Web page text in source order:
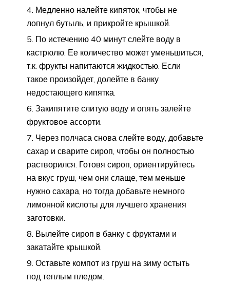
Медленно налейте кипяток, чтобы не
лопнул бутыль, и прикройте крышкой.
По истечению 40 минут слейте воду в
кастрюлю. Ее количество может уменьшиться,
т.к. фрукты напитаются жидкостью. Если
такое произойдет, долейте в банку
недостающего кипятка.
Закипятите слитую воду и опять залейте
фруктовое ассорти.
Через полчаса снова слейте воду, добавьте
сахар и сварите сироп, чтобы он полностью
растворился. Готовя сироп, ориентируйтесь
на вкус груш, чем они слаще, тем меньше
нужно сахара, но тогда добавьте немного
лимонной кислоты для лучшего хранения
заготовки.
Вылейте сироп в банку с фруктами и
закатайте крышкой.
Оставьте компот из груш на зиму остыть
под теплым пледом.